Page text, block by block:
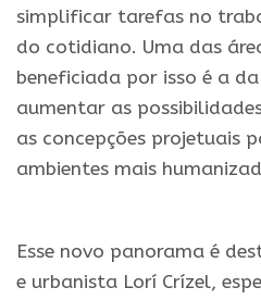
simplificar tarefas no
do cotidiano. Uma das
beneficiada por isso é a
aumentar as
as concepções projetuais
ambientes mais
Esse novo panorama é
e urbanista Lorí Crízel,